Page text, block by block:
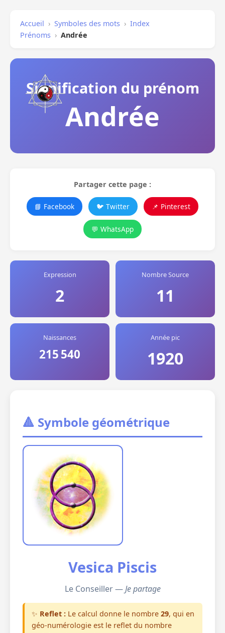
Accueil › Symboles des mots › Index
Prénoms › Andrée
Signification du prénom
Andrée
Partager cette page :
📘 Facebook 🐦 Twitter 📌 Pinterest
💬 WhatsApp
Expression
2
Nombre Source
11
Naissances
215 540
Année pic
1920
🔺 Symbole géométrique
Vesica Piscis
Le Conseiller —Je partage
✨ Reflet : Le calcul donne le nombre 29, qui en
géo-numérologie est le reflet du nombre